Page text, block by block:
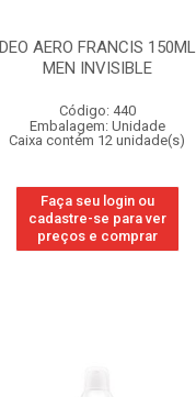
DEO AERO FRANCIS 150ML
MEN INVISIBLE
Código: 440
Embalagem: Unidade
Caixa contém 12 unidade(s)
Faça seu login ou
cadastre-se para ver
preços e comprar